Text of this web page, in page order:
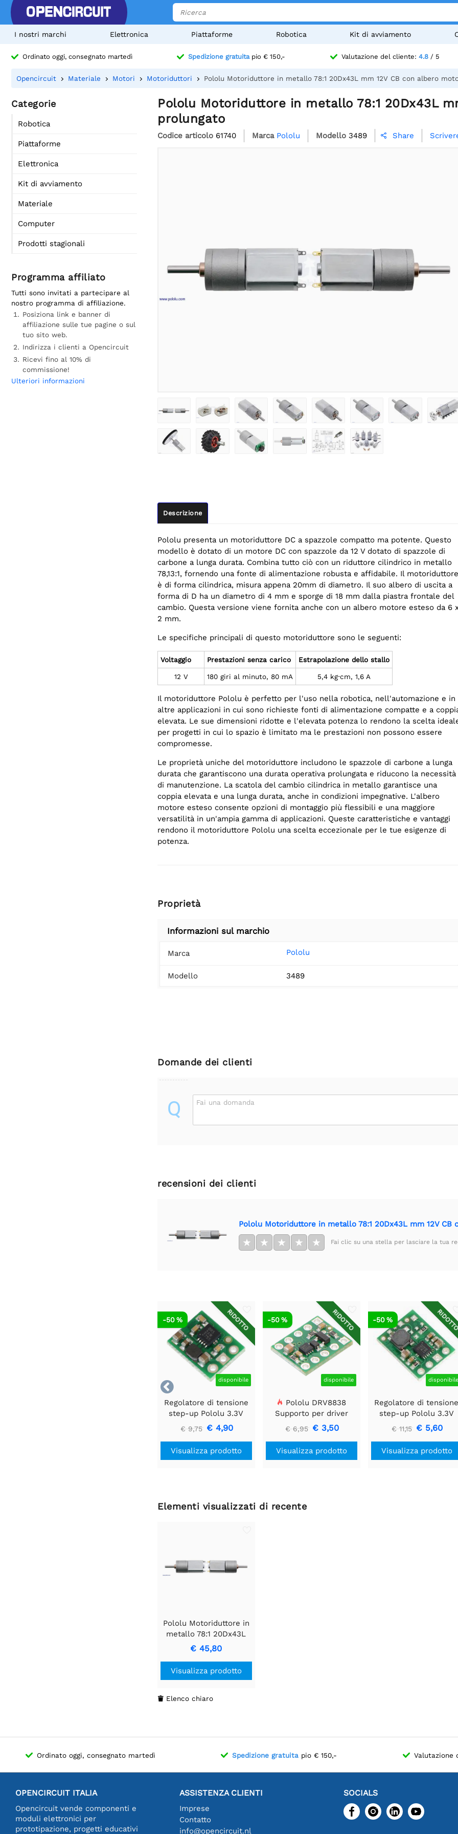
I nostri marchi Elettronica Piattaforme Robotica Kit di avviamento
Ordinato oggi, consegnato martedì Spedizione gratuitapio € 150,- Valutazione del cliente: 4.8/ 5
Opencircuit Materiale Motori Motoriduttori Pololu Motoriduttore in metallo 78:1 20Dx43L mm 12V CB con albero
Categorie
Robotica
Piattaforme
Elettronica
Kit di avviamento
Materiale
Computer
Prodotti stagionali
Programma affiliato
Tutti sono invitati a partecipare al
nostro programma di affiliazione.
Posiziona link e banner di
affiliazione sulle tue pagine o sul
tuo sito web.
Indirizza i clienti a Opencircuit
Ricevi fino al 10% di
commissione!
Ulteriori informazioni
Pololu Motoriduttore in metallo 78:1 20Dx43L
prolungato
Codice articolo 61740 Marca Pololu Modello 3489  Share
Descrizione
Pololu presenta un motoriduttore DC a spazzole compatto ma potente. Questo
modello è dotato di un motore DC con spazzole da 12 V dotato di spazzole di
carbone a lunga durata. Combina tutto ciò con un riduttore cilindrico in metallo
78,13:1, fornendo una fonte di alimentazione robusta e affidabile. Il motoriduttore
è di forma cilindrica, misura appena 20mm di diametro. Il suo albero di uscita a
forma di D ha un diametro di 4 mm e sporge di 18 mm dalla piastra frontale del
cambio. Questa versione viene fornita anche con un albero motore esteso da 6
2 mm.
Le specifiche principali di questo motoriduttore sono le seguenti:
Voltaggio Prestazioni senza carico Estrapolazione dello stallo
12 V 180 giri al minuto, 80 mA 5,4 kg⋅cm, 1,6 A
Il motoriduttore Pololu è perfetto per l'uso nella robotica, nell'automazione e in
altre applicazioni in cui sono richieste fonti di alimentazione compatte e a
elevata. Le sue dimensioni ridotte e l'elevata potenza lo rendono la scelta
per progetti in cui lo spazio è limitato ma le prestazioni non possono essere
compromesse.
Le proprietà uniche del motoriduttore includono le spazzole di carbone a lunga
durata che garantiscono una durata operativa prolungata e riducono la necessità
di manutenzione. La scatola del cambio cilindrica in metallo garantisce una
coppia elevata e una lunga durata, anche in condizioni impegnative. L'albero
motore esteso consente opzioni di montaggio più flessibili e una maggiore
versatilità in un'ampia gamma di applicazioni. Queste caratteristiche e vantaggi
rendono il motoriduttore Pololu una scelta eccezionale per le tue esigenze di
potenza.
Proprietà
Informazioni sul marchio
Marca Pololu
Modello 3489
Domande dei clienti
Q Fai una domanda
recensioni dei clienti
Pololu Motoriduttore in metallo 78:1 20Dx43L mm 12V
★ ★ ★ ★ ★ Fai clic su una stella per lasciare la tua

RIDOTTO
disponibile
-50 %
Regolatore di tensione
step-up Pololu 3.3V
U1V10F3
€ 9,75 € 4,90
Visualizza prodotto
RIDOTTO
disponibile
-50 %
Pololu DRV8838
Supporto per driver
motore CC a spazzola
singola
€ 6,95 € 3,50
Visualizza prodotto
-50 %
Regolatore di
step-up Pololu 3.3V
U1V11F3
€ 11,15 € 5,60
Visualizza prodotto
Elementi visualizzati di recente
Pololu Motoriduttore in
metallo 78:1 20Dx43L
mm 12V CB con albero
motore prolungato
€ 45,80
Visualizza prodotto
 Elenco chiaro
Ordinato oggi, consegnato martedì Spedizione gratuita pio € 150,-
OPENCIRCUIT ITALIA
Opencircuit vende componenti e
moduli elettronici per
prototipazione, progetti educativi
ASSISTENZA CLIENTI
Imprese
Contatto
info@opencircuit.nl
SOCIALS